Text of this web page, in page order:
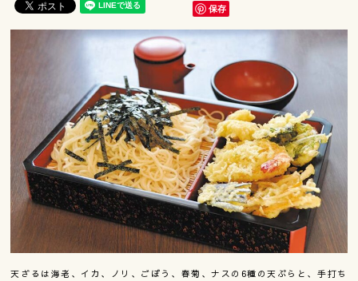
保存
天ざるは海老、イカ、ノリ、ごぼう、春菊、ナスの6種の天ぷらと、手打ち